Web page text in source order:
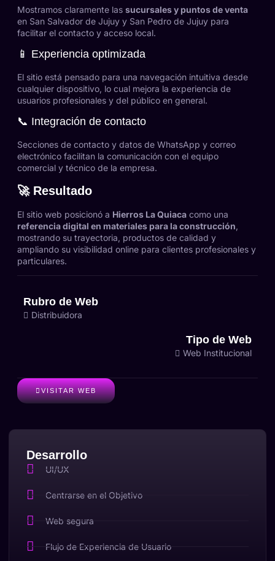
Mostramos claramente las sucursales y puntos de venta
en San Salvador de Jujuy y San Pedro de Jujuy para
facilitar el contacto y acceso local.
📱 Experiencia optimizada
El sitio está pensado para una navegación intuitiva desde
cualquier dispositivo, lo cual mejora la experiencia de
usuarios profesionales y del público en general.
📞 Integración de contacto
Secciones de contacto y datos de WhatsApp y correo
electrónico facilitan la comunicación con el equipo
comercial y técnico de la empresa.
🚀 Resultado
El sitio web posicionó a Hierros La Quiaca como una
referencia digital en materiales para la construcción,
mostrando su trayectoria, productos de calidad y
ampliando su visibilidad online para clientes profesionales y
particulares.
Rubro de Web
Distribuidora
Tipo de Web
Web Institucional
VISITAR WEB
Desarrollo
UI/UX
Centrarse en el Objetivo
Web segura
Flujo de Experiencia de Usuario